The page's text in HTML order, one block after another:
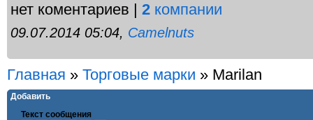
нет коментариев | 2 компании
09.07.2014 05:04, Camelnuts
Главная » Торговые марки » Marilan
Добавить
Текст сообщения